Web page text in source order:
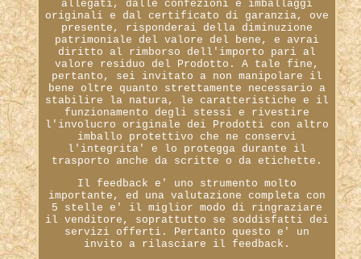
allegati, dalle confezioni e imballaggi
originali e dal certificato di garanzia, ove
presente, risponderai della diminuzione
patrimoniale del valore del bene, e avrai
diritto al rimborso dell'importo pari al
valore residuo del Prodotto. A tale fine,
pertanto, sei invitato a non manipolare il
bene oltre quanto strettamente necessario a
stabilire la natura, le caratteristiche e il
funzionamento degli stessi e rivestire
l'involucro originale dei Prodotti con altro
imballo protettivo che ne conservi
l'integrita' e lo protegga durante il
trasporto anche da scritte o da etichette.
Il feedback e' uno strumento molto
importante, ed una valutazione completa con
5 stelle e' il miglior modo di ringraziare
il venditore, soprattutto se soddisfatti dei
servizi offerti. Pertanto questo e' un
invito a rilasciare il feedback.